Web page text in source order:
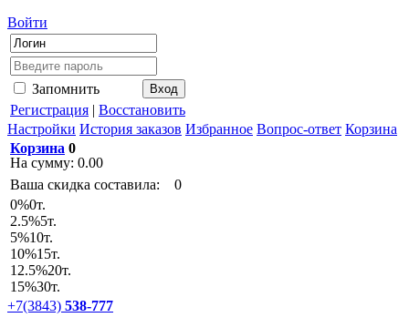
Войти
Запомнить
Регистрация | Восстановить
Настройки История заказов Избранное Вопрос-ответ Корзина
Корзина 0
На сумму: 0.00
Ваша скидка составила:
0
0%0т.
2.5%5т.
5%10т.
10%15т.
12.5%20т.
15%30т.
+7(3843) 538-777